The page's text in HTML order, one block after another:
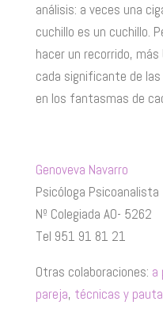
análisis: a veces una
cuchillo es un cuchillo.
hacer un recorrido,
cada significante de
en los fantasmas de
Genoveva Navarro
Psicóloga Psicoanalista
Nº Colegiada AO- 5262
Tel 951 91 81 21
Otras colaboraciones: a
pareja, técnicas y